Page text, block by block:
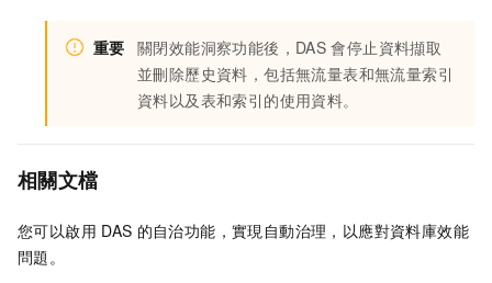
重要 關閉效能洞察功能後，DAS 會停止資料擷取
並刪除歷史資料，包括無流量表和無流量索引
資料以及表和索引的使用資料。
相關文檔
您可以啟用 DAS 的自治功能，實現自動治理，以應對資料庫效能
問題。